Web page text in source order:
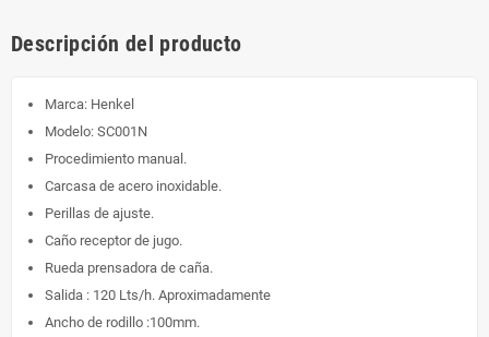
Descripción del producto
Marca: Henkel
Modelo: SC001N
Procedimiento manual.
Carcasa de acero inoxidable.
Perillas de ajuste.
Caño receptor de jugo.
Rueda prensadora de caña.
Salida : 120 Lts/h. Aproximadamente
Ancho de rodillo :100mm.